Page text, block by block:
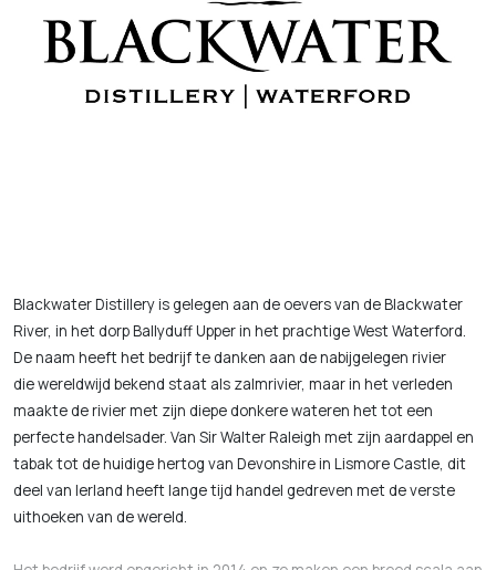
Blackwater Distillery is gelegen aan de oevers van de Blackwater
River, in het dorp Ballyduff Upper in het prachtige West Waterford.
De naam heeft het bedrijf te danken aan de nabijgelegen rivier
die wereldwijd bekend staat als zalmrivier, maar in het verleden
maakte de rivier met zijn diepe donkere wateren het tot een
perfecte handelsader. Van Sir Walter Raleigh met zijn aardappel en
tabak tot de huidige hertog van Devonshire in Lismore Castle, dit
deel van Ierland heeft lange tijd handel gedreven met de verste
uithoeken van de wereld.